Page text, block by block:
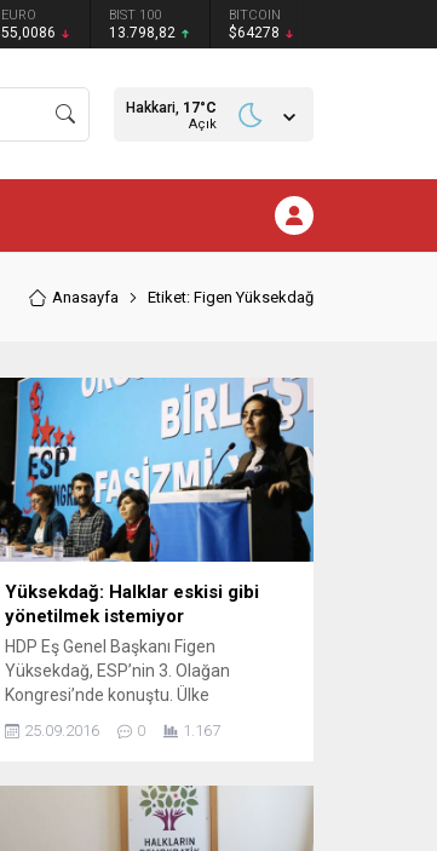
EURO
55,0086
BIST 100
13.798,82
BITCOIN
$64278
Hakkari, 17°C
Açık
Anasayfa Etiket: Figen Yüksekdağ
Yüksekdağ: Halklar eskisi gibi
yönetilmek istemiyor
HDP Eş Genel Başkanı Figen
Yüksekdağ, ESP’nin 3. Olağan
Kongresi’nde konuştu. Ülke
olduğunu söyleyen Yüksekdağ,
istemiyor” dedi. Halkların Demokratik
Partisi (HDP) Eş Genel Başkanı Figen
Yüksekdağ Ezilenlerin Sosyalist
25.09.2016 0 1.167